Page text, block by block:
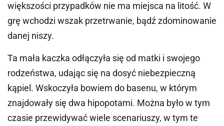
większości przypadków nie ma miejsca na litość. W
grę wchodzi wszak przetrwanie, bądź zdominowanie
danej niszy.
Ta mała kaczka odłączyła się od matki i swojego
rodzeństwa, udając się na dosyć niebezpieczną
kąpiel. Wskoczyła bowiem do basenu, w którym
znajdowały się dwa hipopotami. Można było w tym
czasie przewidywać wiele scenariuszy, w tym te